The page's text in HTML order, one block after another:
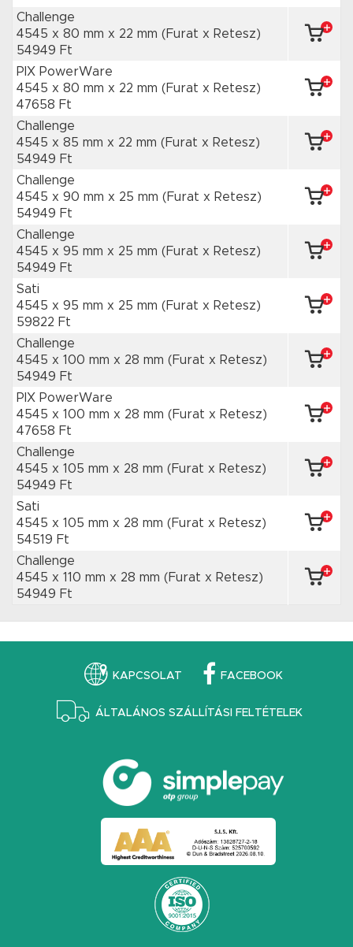
Challenge
4545 x 80 mm x 22 mm (Furat x Retesz)
54949 Ft
PIX PowerWare
4545 x 80 mm x 22 mm (Furat x Retesz)
47658 Ft
Challenge
4545 x 85 mm x 22 mm (Furat x Retesz)
54949 Ft
Challenge
4545 x 90 mm x 25 mm (Furat x Retesz)
54949 Ft
Challenge
4545 x 95 mm x 25 mm (Furat x Retesz)
54949 Ft
Sati
4545 x 95 mm x 25 mm (Furat x Retesz)
59822 Ft
Challenge
4545 x 100 mm x 28 mm (Furat x Retesz)
54949 Ft
PIX PowerWare
4545 x 100 mm x 28 mm (Furat x Retesz)
47658 Ft
Challenge
4545 x 105 mm x 28 mm (Furat x Retesz)
54949 Ft
Sati
4545 x 105 mm x 28 mm (Furat x Retesz)
54519 Ft
Challenge
4545 x 110 mm x 28 mm (Furat x Retesz)
54949 Ft
KAPCSOLAT FACEBOOK
ÁLTALÁNOS SZÁLLÍTÁSI FELTÉTELEK